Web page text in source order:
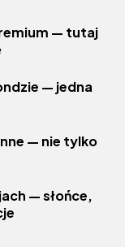
— tutaj
— jedna
— nie tylko
— słońce,